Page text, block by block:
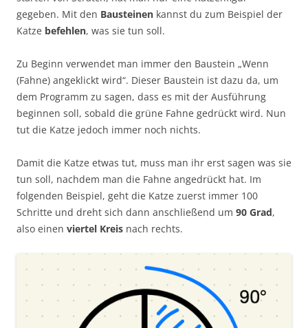
gegeben. Mit den Bausteinen kannst du zum Beispiel der
Katze befehlen, was sie tun soll.
Zu Beginn verwendet man immer den Baustein „Wenn
(Fahne) angeklickt wird“. Dieser Baustein ist dazu da, um
dem Programm zu sagen, dass es mit der Ausführung
beginnen soll, sobald die grüne Fahne gedrückt wird. Nun
tut die Katze jedoch immer noch nichts.
Damit die Katze etwas tut, muss man ihr erst sagen was sie
tun soll, nachdem man die Fahne angedrückt hat. Im
folgenden Beispiel, geht die Katze zuerst immer 100
Schritte und dreht sich dann anschließend um 90 Grad,
also einen viertel Kreis nach rechts.